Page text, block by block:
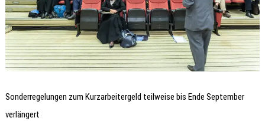
Sonderregelungen zum Kurzarbeitergeld teilweise bis Ende September
verlängert